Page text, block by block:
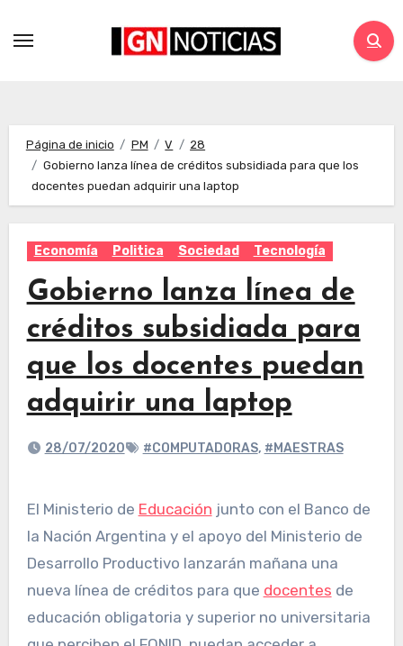
Página de inicio PM V
28
Gobierno lanza línea de créditos subsidiada para que los
docentes puedan adquirir una laptop
Economía Politica Sociedad Tecnología
Gobierno lanza línea de
créditos subsidiada para
que los docentes puedan
adquirir una laptop
28/07/2020 #COMPUTADORAS, #MAESTRAS
El Ministerio de Educación junto con el Banco de
la Nación Argentina y el apoyo del Ministerio de
Desarrollo Productivo lanzarán mañana una
nueva línea de créditos para que docentes de
educación obligatoria y superior no universitaria